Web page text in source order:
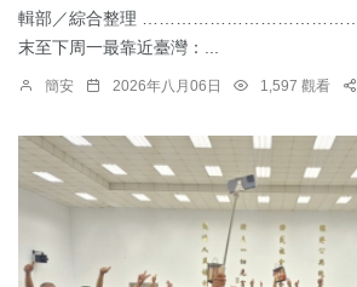
輯部／綜合整理
末至下周一最靠近臺灣：...
簡安 2026年八月06日 1,597 觀看